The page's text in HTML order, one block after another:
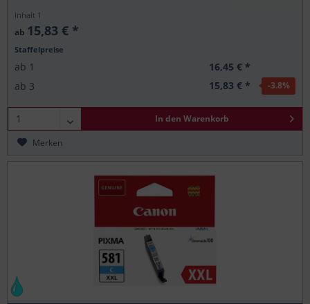
Inhalt 1
ab 15,83 € *
Staffelpreise
ab 1
16,45 € *
ab 3 15,83 € * -3.8%
In den Warenkorb
Merken